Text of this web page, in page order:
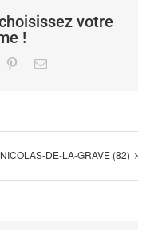
votre
!
PinterestEmail
DE-LA-GRAVE (82)